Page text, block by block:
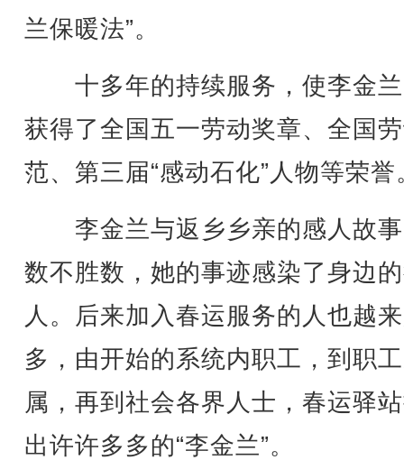
兰保暖法”。
十多年的持续服务，使李金
获得了全国五一劳动奖章、全国
范、第三届“感动石化”人物等荣誉
李金兰与返乡乡亲的感人故
数不胜数，她的事迹感染了身边
人。后来加入春运服务的人也越
多，由开始的系统内职工，到职
属，再到社会各界人士，春运驿
出许许多多的“李金兰”。